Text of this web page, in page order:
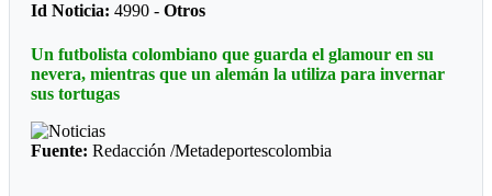
comunidad deportiva, hubo dos pantallas LED, sonido
profesional, juego de luces, quince combates y una buena
asistencia de público.
*Mesetas *
Id Noticia: 4990 -Otros
Un futbolista colombiano que guarda el glamour en su
nevera, mientras que un alemán la utiliza para invernar
sus tortugas
Fuente: Redacción /Metadeportescolombia